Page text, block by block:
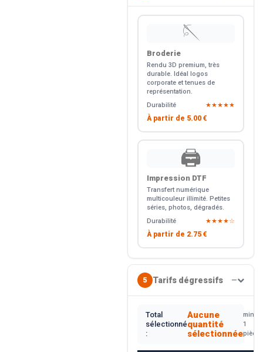
🪡
Broderie
Rendu 3D premium, très
durable. Idéal logos
corporate et tenues de
représentation.
Durabilité
★★★★★
À partir de 5.00 €
🖨️
Impression DTF
Transfert numérique
multicouleur illimité. Petites
séries, photos, dégradés.
Durabilité
★★★★☆
À partir de 2.75 €
5 Tarifs dégressifs —
Total
sélectionné
:
Aucune
quantité
sélectionnée
min.
1
pièce